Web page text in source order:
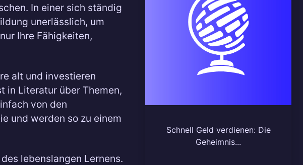
In einer sich ständig
unerlässlich, um
Ihre Fähigkeiten,
alt und investieren
in Literatur über Themen,
von den
und werden so zu einem
lebenslangen Lernens.
Schnell Geld verdienen: Die
Geheimnis...